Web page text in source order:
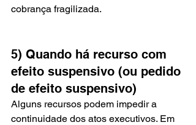
cobrança fragilizada.
5) Quando há recurso com
efeito suspensivo (ou pedido
de efeito suspensivo)
Alguns recursos podem impedir a
continuidade dos atos executivos. Em